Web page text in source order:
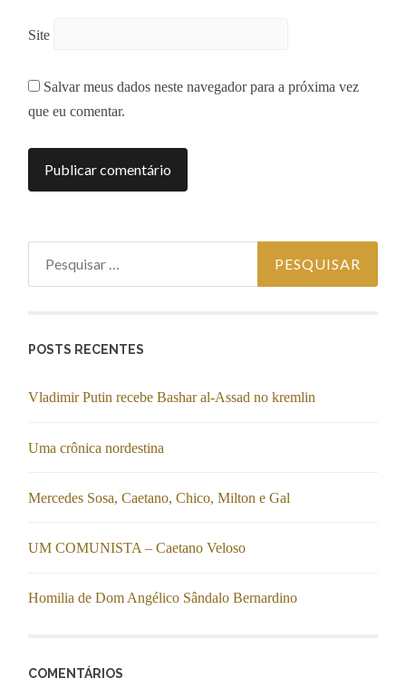
Site
Salvar meus dados neste navegador para a próxima vez
que eu comentar.
POSTS RECENTES
Vladimir Putin recebe Bashar al-Assad no kremlin
Uma crônica nordestina
Mercedes Sosa, Caetano, Chico, Milton e Gal
UM COMUNISTA – Caetano Veloso
Homilia de Dom Angélico Sândalo Bernardino
COMENTÁRIOS